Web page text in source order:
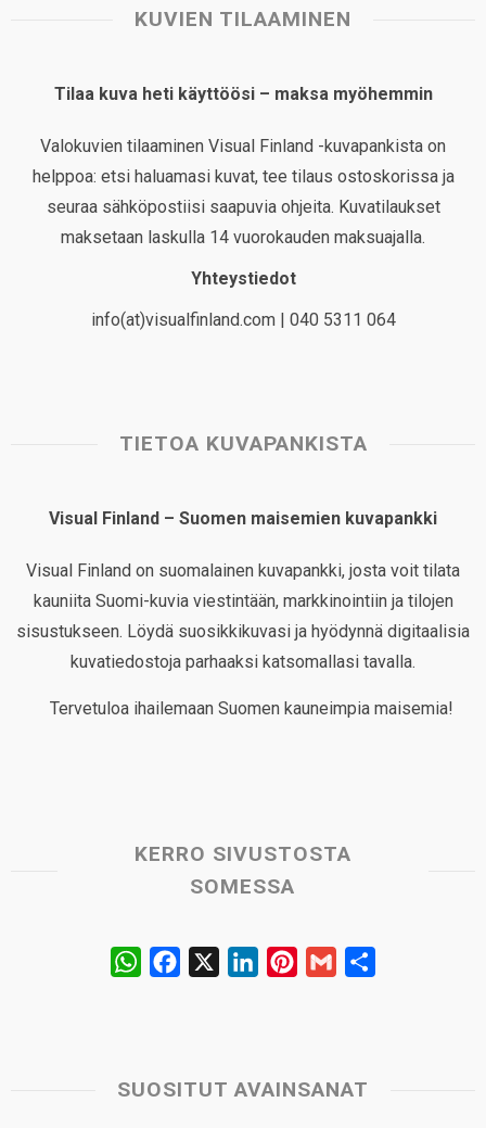
KUVIEN TILAAMINEN
Tilaa kuva heti käyttöösi – maksa myöhemmin
Valokuvien tilaaminen Visual Finland -kuvapankista on
helppoa: etsi haluamasi kuvat, tee tilaus ostoskorissa ja
seuraa sähköpostiisi saapuvia ohjeita. Kuvatilaukset
maksetaan laskulla 14 vuorokauden maksuajalla.
Yhteystiedot
info(at)visualfinland.com | 040 5311 064
TIETOA KUVAPANKISTA
Visual Finland – Suomen maisemien kuvapankki
Visual Finland on suomalainen kuvapankki, josta voit tilata
kauniita Suomi-kuvia viestintään, markkinointiin ja tilojen
sisustukseen. Löydä suosikkikuvasi ja hyödynnä digitaalisia
kuvatiedostoja parhaaksi katsomallasi tavalla.
Tervetuloa ihailemaan Suomen kauneimpia maisemia!
KERRO SIVUSTOSTA
SOMESSA
W
s
b
e
e
l
SUOSITUT AVAINSANAT